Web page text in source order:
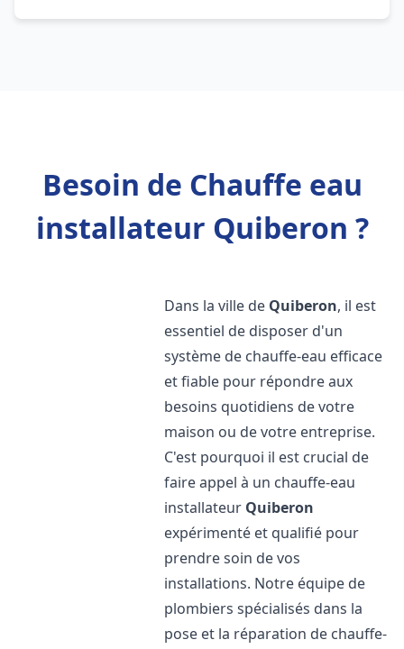
Besoin de Chauffe eau
installateur Quiberon ?
Dans la ville de Quiberon, il est
essentiel de disposer d'un
système de chauffe-eau efficace
et fiable pour répondre aux
besoins quotidiens de votre
maison ou de votre entreprise.
C'est pourquoi il est crucial de
faire appel à un chauffe-eau
installateur Quiberon
expérimenté et qualifié pour
prendre soin de vos
installations. Notre équipe de
plombiers spécialisés dans la
pose et la réparation de chauffe-